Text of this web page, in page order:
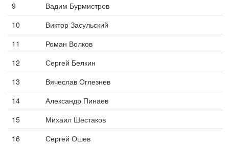
9
Вадим Бурмистров
10
Виктор Засульский
11
Роман Волков
12
Сергей Белкин
13
Вячеслав Оглезнев
14
Александр Пинаев
15
Михаил Шестаков
16
Сергей Ошев